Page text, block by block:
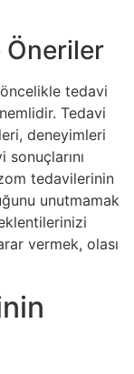
Öneriler
tedavi
Tedavi
deneyimleri
tedavilerinin
unutmamak
vermek, olası